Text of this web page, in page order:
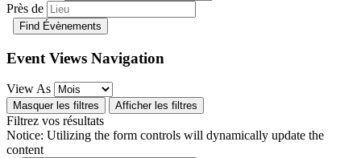
Près de
Event Views Navigation
View As
Masquer les filtres Afficher les filtres
Filtrez vos résultats
Notice: Utilizing the form controls will dynamically update the
content